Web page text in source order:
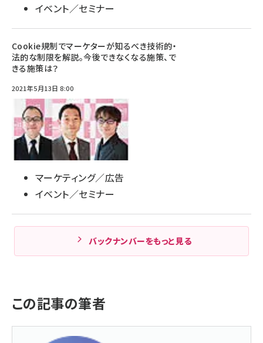
イベント／セミナー
Cookie規制でマーケターが知るべき技術的・
法的な制限を解説。今後できなくなる施策、で
きる施策は？
2021年5月13日 8:00
マーケティング／広告
イベント／セミナー
バックナンバーをもっと見る
この記事の筆者